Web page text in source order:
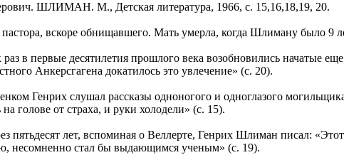
ШЛИМАН. М., Детская литература, 1966, с. 15,16,18,19, 20.
вскоре обнищавшего. Мать умерла, когда Шлиману было 9
раз в первые десятилетия прошлого века возобновились начатые
Анкерсгагена докатилось это увлечение» (с. 20).
Генрих слушал рассказы одноногого и одноглазого
голове от страха, и руки холодели» (с. 15).
пятьдесят лет, вспоминая о Веллерте, Генрих Шлиман писал:
несомненно стал бы выдающимся ученым» (с. 19).